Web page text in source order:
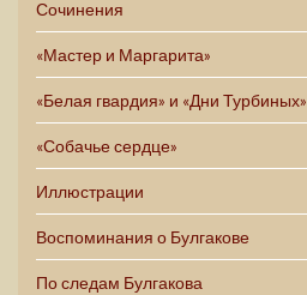
Сочинения
«Мастер и Маргарита»
«Белая гвардия» и «Дни Турбиных»
«Собачье сердце»
Иллюстрации
Воспоминания о Булгакове
По следам Булгакова